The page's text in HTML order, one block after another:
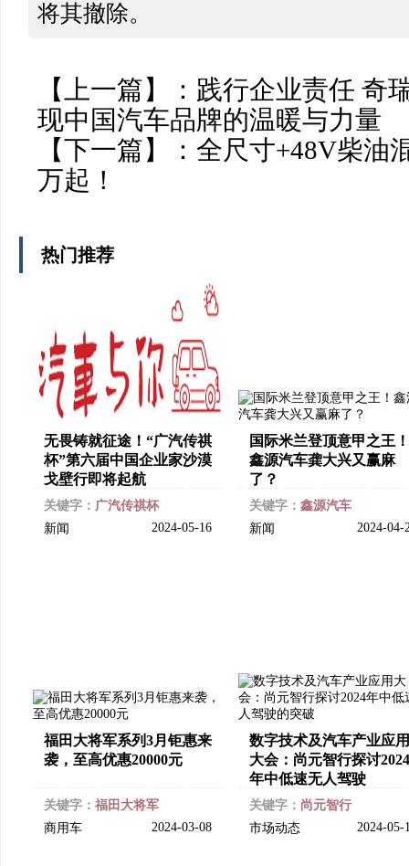
将其撤除。
【上一篇】： 践行企业责任 奇
现中国汽车品牌的温暖与力量
【下一篇】： 全尺寸+48V柴油
万起！
热门推荐
无畏铸就征途！“广汽传祺
杯”第六届中国企业家沙漠
戈壁行即将起航
关键字： 广汽传祺杯
新闻
2024-05-16
国际米兰登顶意甲之王！
鑫源汽车龚大兴又赢麻
了？
关键字： 鑫源汽车
新闻
2024-
福田大将军系列3月钜惠来
袭，至高优惠20000元
关键字： 福田大将军
商用车
2024-03-08
数字技术及汽车产业应用
大会：尚元智行探讨2024
年中低速无人驾驶
关键字： 尚元智行
市场动态
2024-